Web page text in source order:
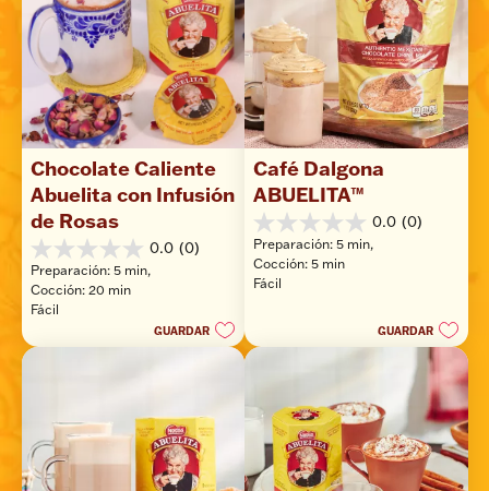
Chocolate Caliente
Abuelita con Infusión
de Rosas
0.0 (0)
0.0
de
5
estrellas.
Preparación: 5 min,
Cocción: 20 min
Fácil
GUARDAR
Café Dalgona
ABUELITA™
0.0 (0)
0.0
de
5
estrellas.
Preparación: 5 min,
Cocción: 5 min
Fácil
GUARDAR